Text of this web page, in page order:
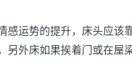
感运势的提升，床头应该
另外床如果挨着门或在屋